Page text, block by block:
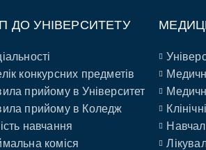
ДО УНІВЕРСИТЕТУ
конкурсних предметів
прийому в Університет
прийому в Коледж
навчання
коміся